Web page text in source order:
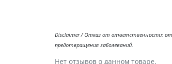
Disclaimer / Отказ от ответственности:
предотвращения заболеваний.
Нет отзывов о данном товаре.